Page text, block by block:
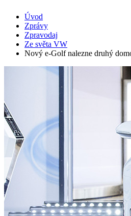
Úvod
Zprávy
Zpravodaj
Ze světa VW
Nový e-Golf nalezne druhý